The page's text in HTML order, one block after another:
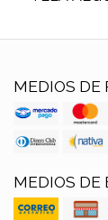
MEDIOS DE
MEDIOS DE